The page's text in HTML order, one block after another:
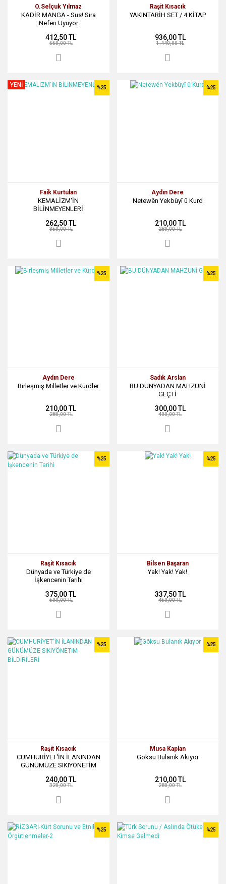
O.Selçuk Yılmaz
KADİR MANGA - Sus! Sıra
Neferi Uyuyor
412,50 TL
550,00 TL
Raşit Kısacık
YAKINTARİH SET / 4 KİTAP
936,00 TL
1.440,00 TL
YENİ
Faik Kurtulan
KEMALİZM'İN
BİLİNMEYENLERİ
%25
262,50 TL
350,00 TL
Aydın Dere
Netewên Yekbûyî û Kurd
%25
210,00 TL
280,00 TL
Aydın Dere
Birleşmiş Milletler ve Kürdler
%25
210,00 TL
280,00 TL
Sadık Arslan
BU DÜNYADAN MAHZUNİ
GEÇTİ
%25
300,00 TL
400,00 TL
Raşit Kısacık
Dünyada ve Türkiye de
İşkencenin Tarihi
%25
375,00 TL
500,00 TL
Bilsen Başaran
Yak! Yak! Yak!
%25
337,50 TL
450,00 TL
Raşit Kısacık
CUMHURİYET'İN İLANINDAN
GÜNÜMÜZE SIKIYÖNETİM
%25
240,00 TL
320,00 TL
Musa Kaplan
Göksu Bulanık Akıyor
%25
210,00 TL
280,00 TL
%25 %25